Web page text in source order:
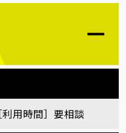
用時間］要相談